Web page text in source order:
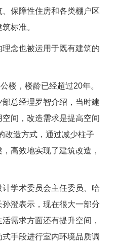
保障性住房和各类棚户区
标准。
念也被运用于既有建筑的
，楼龄已经超过20年。
总经理罗智介绍，当时建
间，改造需求是提高空间
改造方式，通过减少柱子
高效地实现了建筑改造，
学术委员会主任委员、哈
澄表示，现在很大一部分
需求方面还有提升空间，
手段进行室内环境品质调